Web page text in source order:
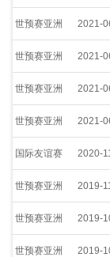
世预赛亚洲 2021-
世预赛亚洲 2021-
世预赛亚洲 2021-
世预赛亚洲 2021-
国际友谊赛 2020-
世预赛亚洲 2019-
世预赛亚洲 2019-
世预赛亚洲 2019-